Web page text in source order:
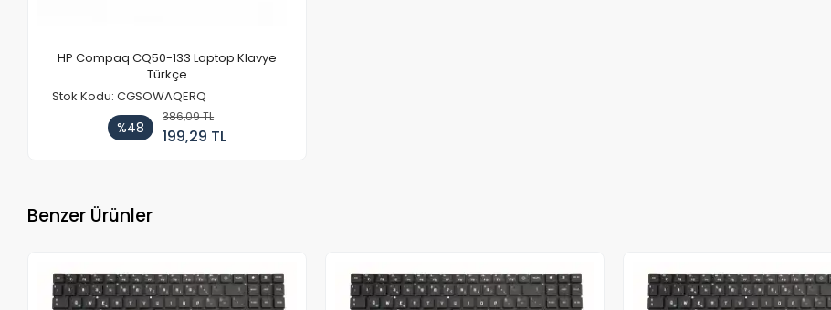
HP Compaq CQ50-133 Laptop Klavye
Türkçe
Stok Kodu: CGSOWAQERQ
%48
386,09 TL
199,29 TL
Benzer Ürünler